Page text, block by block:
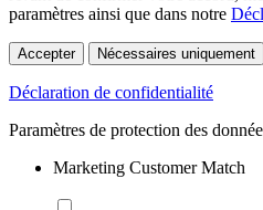
paramètres ainsi que dans notre
Accepter Nécessaires uniquement
Déclaration de confidentialité
Paramètres de protection des
Marketing Customer Match